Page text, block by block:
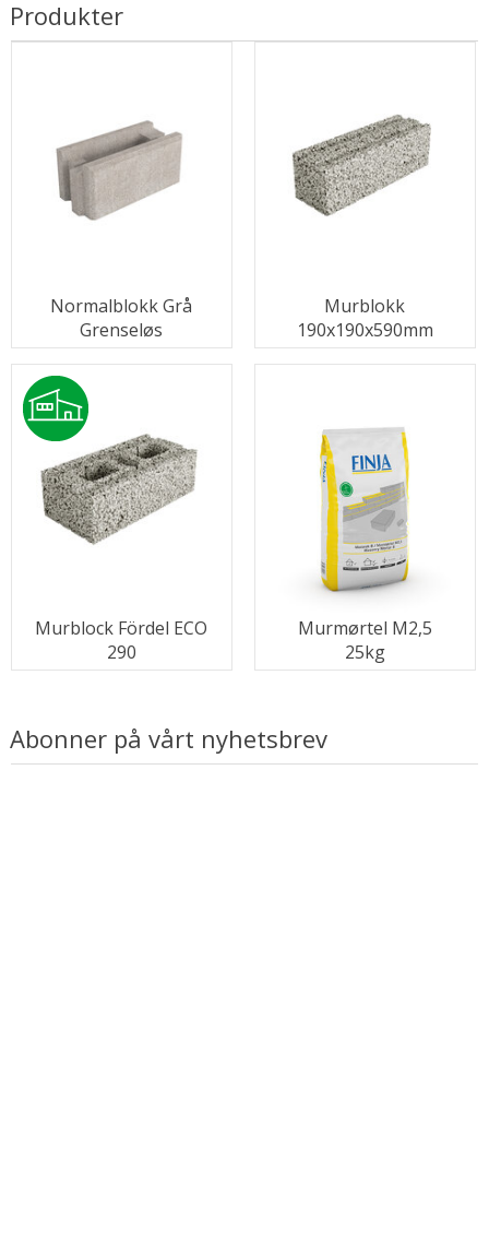
Produkter
Normalblokk Grå
Grenseløs
Murblokk
190x190x590mm
Murblock Fördel ECO
290
Murmørtel M2,5
25kg
Abonner på vårt nyhetsbrev